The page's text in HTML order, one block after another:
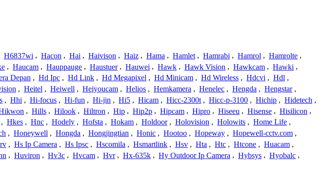
H6837wi , Hacon , Hai , Haivison , Haiz , Hama , Hamlet , Hamrabi , Hamrol , Hamrolte ,
, Haucam , Hauppauge , Haustuer , Hauwei , Hawk , Hawk Vision , Hawkcam , Hawki ,
Depan , Hd Ipc , Hd Link , Hd Megapixel , Hd Minicam , Hd Wireless , Hdcvi , Hdl ,
, Heitel , Heiwell , Heiyoucam , Helios , Hemkamera , Henelec , Hengda , Hengstar ,
, Hhi , Hi-focus , Hi-fun , Hi-jin , Hi5 , Hicam , Hicc-2300t , Hicc-p-3100 , Hichip , Hidetech ,
, Hills , Hilook , Hiltron , Hip , Hip2p , Hipcam , Hipro , Hiseeu , Hisense , Hisilicon ,
, Hkes , Hnc , Hodely , Hofsta , Hokam , Holdoor , Holovision , Holowits , Home Life ,
, Honeywell , Hongda , Hongjingtian , Honic , Hootoo , Hopeway , Hopewell-cctv.com ,
, Hs Ip Camera , Hs Ipsc , Hscomila , Hsmartlink , Hsv , Hta , Htc , Htcone , Huacam ,
, Huviron , Hv3c , Hvcam , Hvr , Hx-635k , Hy Outdoor Ip Camera , Hybsys , Hyobalc ,